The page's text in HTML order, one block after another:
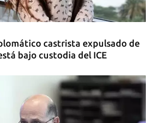
castrista expulsado de
bajo custodia del ICE